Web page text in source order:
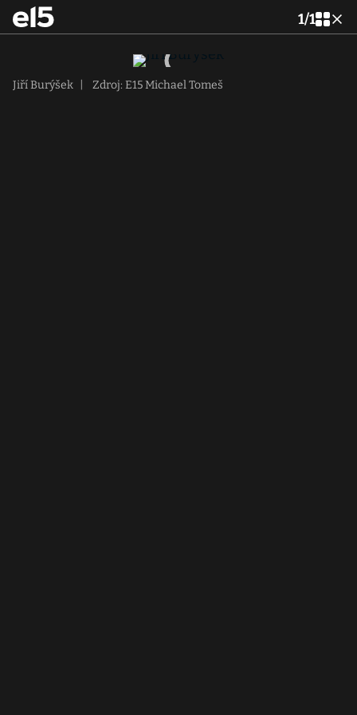
1/1
Jiří Burýšek Zdroj: E15 Michael Tomeš